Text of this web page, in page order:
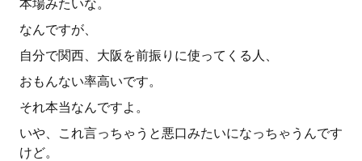
本場みたいな。
なんですが、
自分で関西、大阪を前振りに使ってくる人、
おもんない率高いです。
それ本当なんですよ。
いや、これ言っちゃうと悪口みたいになっちゃうんです
けど。